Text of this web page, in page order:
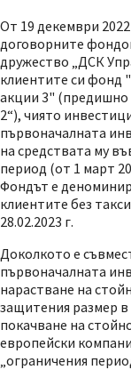
От 19 декември
договорните
дружество „ДСК
клиентите си фонд
акции 3"
2“), чиято
първоначалната
на средствата му
период (от 1 март
Фондът е
клиентите без
28.02.2023 г.
Доколкото е
първоначалната
нарастване на
защитения размер
покачване на
европейски
„ограничения